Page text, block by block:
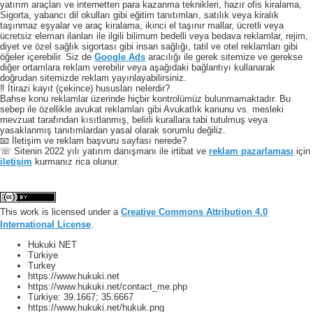
yatırım araçları ve internetten para kazanma teknikleri, hazır ofis kiralama,
Sigorta, yabancı dil okulları gibi eğitim tanıtımları, satılık veya kiralık
taşınmaz eşyalar ve araç kiralama, ikinci el taşınır mallar, ücretli veya
ücretsiz eleman ilanları ile ilgili bilimum bedelli veya bedava reklamlar, rejim,
diyet ve özel sağlık sigortası gibi insan sağlığı, tatil ve otel reklamları gibi
öğeler içerebilir. Siz de Google Ads aracılığı ile gerek sitemize ve gerekse
diğer ortamlara reklam verebilir veya aşağıdaki bağlantıyı kullanarak
doğrudan sitemizde reklam yayınlayabilirsiniz.
‼️ İtirazi kayıt (çekince) hususları nelerdir?
Bahse konu reklamlar üzerinde hiçbir kontrolümüz bulunmamaktadır. Bu
sebep ile özellikle avukat reklamları gibi Avukatlık kanunu vs. mesleki
mevzuat tarafından kısıtlanmış, belirli kurallara tabi tutulmuş veya
yasaklanmış tanıtımlardan yasal olarak sorumlu değiliz.
📧 İletişim ve reklam başvuru sayfası nerede?
☏ Sitenin 2022 yılı yatırım danışmanı ile irtibat ve reklam pazarlaması için
iletişim kurmanız rica olunur.
This work is licensed under a Creative Commons Attribution 4.0
International License.
Hukuki NET
Türkiye
Turkey
https://www.hukuki.net
https://www.hukuki.net/contact_me.php
Türkiye: 39.1667; 35.6667
https://www.hukuki.net/hukuk.png